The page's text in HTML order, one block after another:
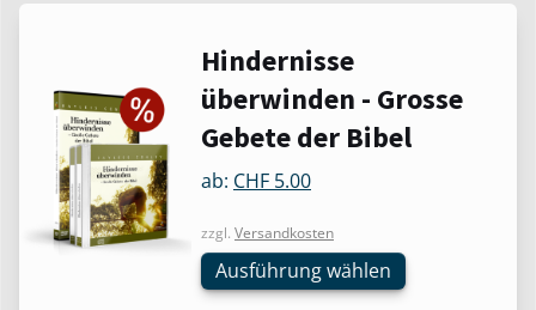
Hindernisse
überwinden - Grosse
Gebete der Bibel
ab: CHF 5.00
zzgl. Versandkosten
Ausführung wählen
Dieses
Produkt
weist
mehrere
Varianten
Die
Optionen
können